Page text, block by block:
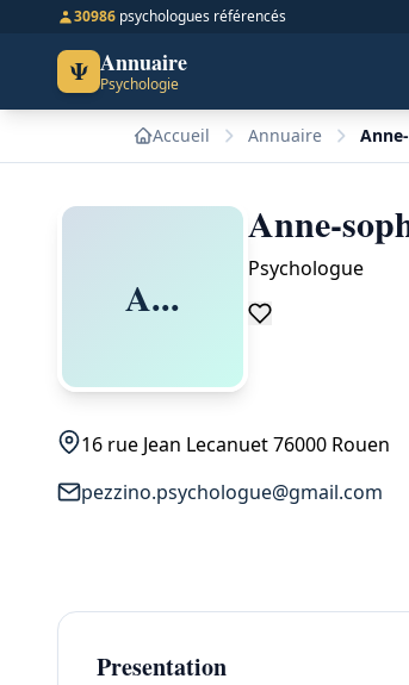
30986 psychologues référencés
Ψ Annuaire
Psychologie
Accueil Annuaire
A...
Anne-
Psychologue
16 rue Jean Lecanuet 76000 Rouen
pezzino.psychologue@gmail.com
Presentation